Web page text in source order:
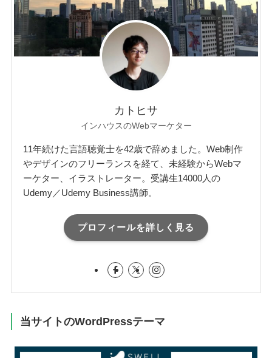
カトヒサ
インハウスのWebマーケター
11年続けた言語聴覚士を42歳で辞めました。Web制作
やデザインのフリーランスを経て、未経験からWebマ
ーケター、イラストレーター。受講生14000人の
Udemy／Udemy Business講師。
プロフィールを詳しく見る
当サイトのWordPressテーマ